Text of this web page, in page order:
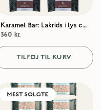
Karamel Bar: Lakrids i lys chokolade – Favoritpakke (12 stk.)
360 kr.
TILFØJ TIL KURV
MEST SOLGTE